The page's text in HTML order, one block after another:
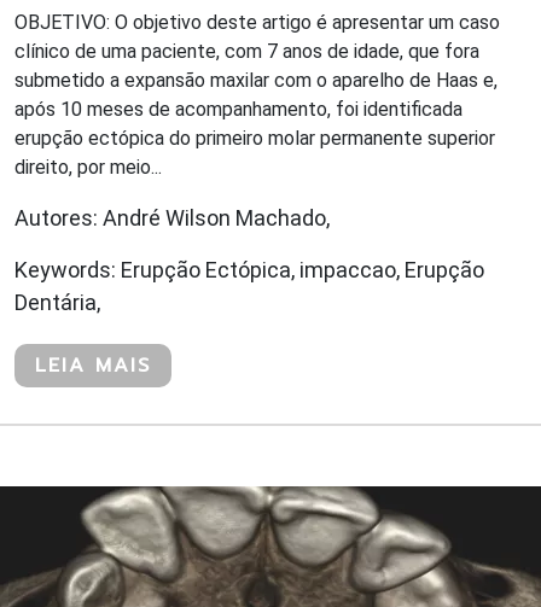
OBJETIVO: O objetivo deste artigo é apresentar um caso
clínico de uma paciente, com 7 anos de idade, que fora
submetido a expansão maxilar com o aparelho de Haas e,
após 10 meses de acompanhamento, foi identificada
erupção ectópica do primeiro molar permanente superior
direito, por meio...
Autores: André Wilson Machado,
Keywords: Erupção Ectópica, impaccao, Erupção
Dentária,
LEIA MAIS